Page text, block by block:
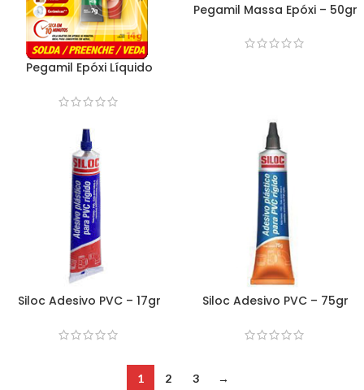
Pegamil Epóxi Líquido
Pegamil Massa Epóxi – 50gr
Siloc Adesivo PVC – 17gr Siloc Adesivo PVC – 75gr
1 2 3 →